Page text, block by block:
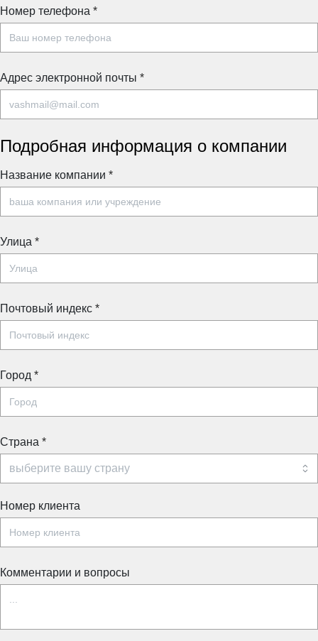
Номер телефона *
Адрес электронной почты *
Подробная информация о компании
Название компании *
Улица *
Почтовый индекс *
Город *
Страна *
Номер клиента
Комментарии и вопросы